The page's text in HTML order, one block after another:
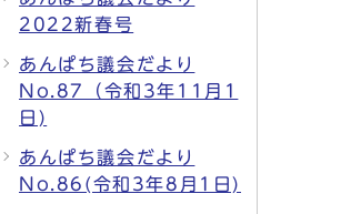
2022新春号
あんぱち議会だより
No.87（令和3年11月1
日)
あんぱち議会だより
No.86(令和3年8月1日)